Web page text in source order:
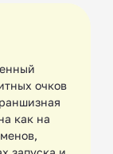
очков
как на